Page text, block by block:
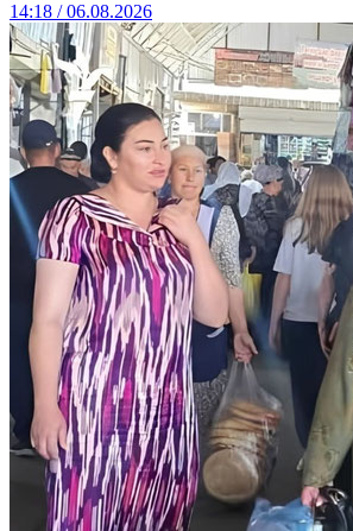
14:18 / 06.08.2026